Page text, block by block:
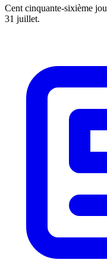
Cent cinquante-sixième
31 juillet.